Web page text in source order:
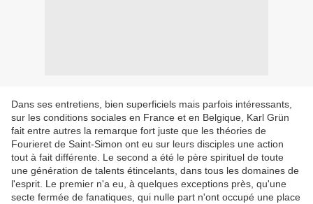
Dans ses entretiens, bien superficiels mais parfois intéressants,
sur les conditions sociales en France et en Belgique, Karl Grün
fait entre autres la remarque fort juste que les théories de
Fourieret de Saint-Simon ont eu sur leurs disciples une action
tout à fait différente. Le second a été le père spirituel de toute
une génération de talents étincelants, dans tous les domaines de
l'esprit. Le premier n'a eu, à quelques exceptions près, qu'une
secte fermée de fanatiques, qui nulle part n'ont occupé une place